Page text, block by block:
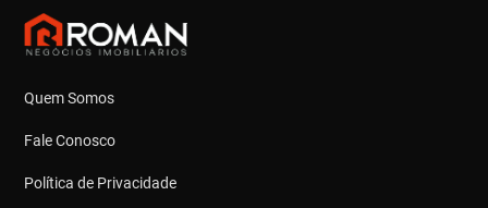
Quem Somos
Fale Conosco
Política de Privacidade